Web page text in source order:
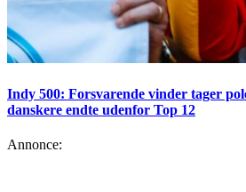
Indy 500: Forsvarende vinder tager
danskere endte udenfor Top 12
Annonce: